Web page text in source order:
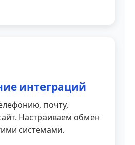
интеграций
почту,
Настраиваем обмен
системами.